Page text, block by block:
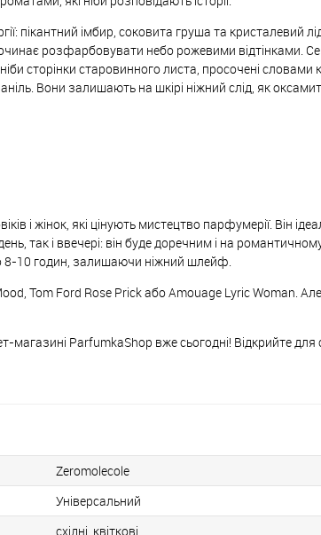
пікантний імбир, соковита груша та кристалевий
розфарбовувати небо рожевими відтінками.
сторінки старовинного листа, просочені
Вони залишають на шкірі ніжний слід, як
і жінок, які цінують мистецтво парфумерії. Він
так і ввечері: він буде доречним і на романтичному
8-10 годин, залишаючи ніжний шлейф.
Tom Ford Rose Prick або Amouage Lyric Woman.
ParfumkaShop вже сьогодні! Відкрийте для
Zeromolecole
Універсальний
східні, квіткові